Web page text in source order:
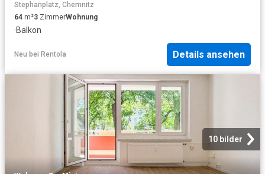
Stephanplatz, Chemnitz
64 m²3 ZimmerWohnung
·Balkon
Neu bei Rentola Details ansehen
10 bilder